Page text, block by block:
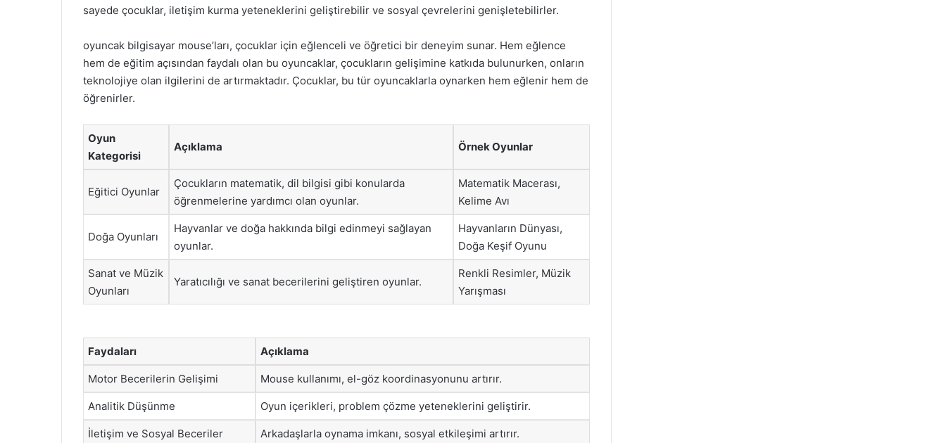
sayede çocuklar, iletişim kurma yeteneklerini geliştirebilir ve sosyal çevrelerini genişletebilirler.
oyuncak bilgisayar mouse’ları, çocuklar için eğlenceli ve öğretici bir deneyim sunar. Hem eğlence
hem de eğitim açısından faydalı olan bu oyuncaklar, çocukların gelişimine katkıda bulunurken, onların
teknolojiye olan ilgilerini de artırmaktadır. Çocuklar, bu tür oyuncaklarla oynarken hem eğlenir hem de
öğrenirler.
Oyun
Kategorisi
Açıklama Örnek Oyunlar
Eğitici Oyunlar
Çocukların matematik, dil bilgisi gibi konularda
öğrenmelerine yardımcı olan oyunlar.
Matematik Macerası,
Kelime Avı
Doğa Oyunları
Hayvanlar ve doğa hakkında bilgi edinmeyi sağlayan
oyunlar.
Hayvanların Dünyası,
Doğa Keşif Oyunu
Sanat ve Müzik
Oyunları
Yaratıcılığı ve sanat becerilerini geliştiren oyunlar.
Renkli Resimler, Müzik
Yarışması
Faydaları Açıklama
Motor Becerilerin Gelişimi Mouse kullanımı, el-göz koordinasyonunu artırır.
Analitik Düşünme Oyun içerikleri, problem çözme yeteneklerini geliştirir.
İletişim ve Sosyal Beceriler Arkadaşlarla oynama imkanı, sosyal etkileşimi artırır.